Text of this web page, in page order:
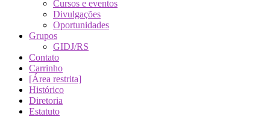
Cursos e eventos
Divulgações
Oportunidades
Grupos
GIDJ/RS
Contato
Carrinho
[Área restrita]
Histórico
Diretoria
Estatuto